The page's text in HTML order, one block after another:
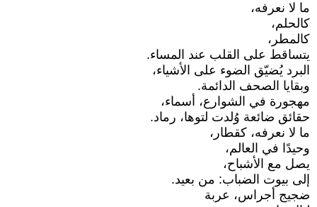
ما لا نعرفه،
كالحلم،
كالمطر،
يتساقط على القلب عند المساء.
البرد يُضيّق الضوء على الأشياء،
وبقايا الصحف الدائمة.
مهجورة في الشوارع، أسماء،
حقائق ضائعة وُلدت لتوها، رماد.
ما لا نعرفه، كقطار،
وحيدًا في العالم،
يصل مع الأشباح،
إلى بيوت الضباب: من بعيد.
ضجيج أجراس، عربة